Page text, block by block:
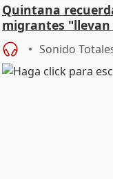
Quintana
migrantes
central
Sonido